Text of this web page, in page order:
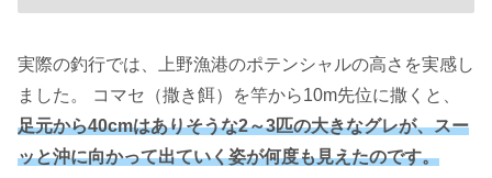
実際の釣行では、上野漁港のポテンシャルの高さを実感し
ました。 コマセ（撒き餌）を竿から10m先位に撒くと、
足元から40cmはありそうな2～3匹の大きなグレが、スー
ッと沖に向かって出ていく姿が何度も見えたのです。